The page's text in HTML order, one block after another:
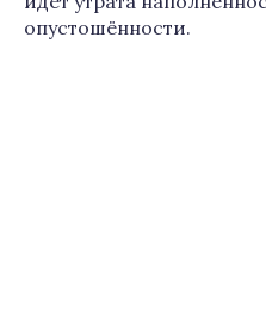
опустошённости.